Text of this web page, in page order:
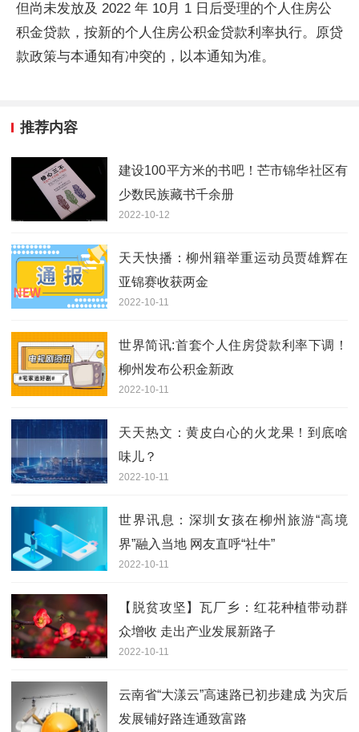
但尚未发放及 2022 年 10月 1 日后受理的个人住房公
积金贷款，按新的个人住房公积金贷款利率执行。原贷
款政策与本通知有冲突的，以本通知为准。
推荐内容
建设100平方米的书吧！芒市锦华社区有
少数民族藏书千余册
2022-10-12
天天快播：柳州籍举重运动员贾雄辉在
亚锦赛收获两金
2022-10-11
世界简讯:首套个人住房贷款利率下调！
柳州发布公积金新政
2022-10-11
天天热文：黄皮白心的火龙果！到底啥
味儿？
2022-10-11
世界讯息：深圳女孩在柳州旅游“高境
界”融入当地 网友直呼“社牛”
2022-10-11
【脱贫攻坚】瓦厂乡：红花种植带动群
众增收 走出产业发展新路子
2022-10-11
云南省“大漾云”高速路已初步建成 为灾后
发展铺好路连通致富路